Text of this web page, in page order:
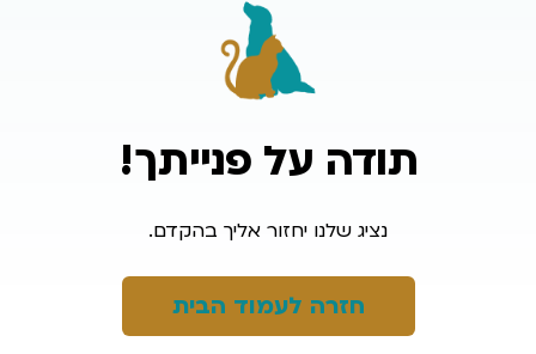
תודה על פנייתך!
נציג שלנו יחזור אליך בהקדם.
חזרה לעמוד הבית